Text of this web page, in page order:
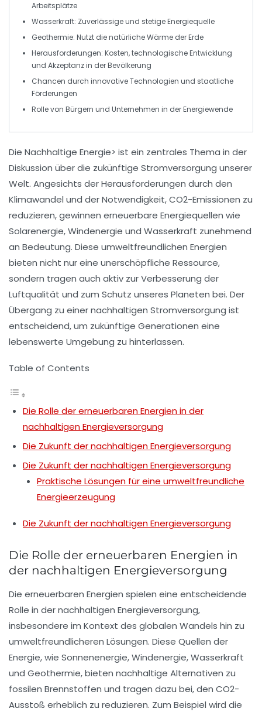
Arbeitsplätze
Wasserkraft: Zuverlässige und stetige Energiequelle
Geothermie: Nutzt die natürliche Wärme der Erde
Herausforderungen: Kosten, technologische Entwicklung
und Akzeptanz in der Bevölkerung
Chancen durch innovative Technologien und staatliche
Förderungen
Rolle von Bürgern und Unternehmen in der Energiewende
Die Nachhaltige Energie> ist ein zentrales Thema in der
Diskussion über die zukünftige Stromversorgung unserer
Welt. Angesichts der Herausforderungen durch den
Klimawandel und der Notwendigkeit,CO2-Emissionen zu
reduzieren, gewinnen erneuerbare Energiequellen wie
Solarenergie,Windenergie und Wasserkraft zunehmend
an Bedeutung. Diese umweltfreundlichen Energien
bieten nicht nur eine unerschöpfliche Ressource,
sondern tragen auch aktiv zurVerbesserung der
Luftqualität und zum Schutz unseres Planeten bei. Der
Übergang zu einer nachhaltigen Stromversorgung ist
entscheidend, um zukünftige Generationen eine
lebenswerte Umgebung zu hinterlassen.
Table of Contents
Die Rolle der erneuerbaren Energien in der
nachhaltigen Energieversorgung
Die Zukunft der nachhaltigen Energieversorgung
Die Zukunft der nachhaltigen Energieversorgung
Praktische Lösungen für eine umweltfreundliche
Energieerzeugung
Die Zukunft der nachhaltigen Energieversorgung
Die Rolle der erneuerbaren Energien in
der nachhaltigen Energieversorgung
Die erneuerbaren Energien spielen eine entscheidende
Rolle in dernachhaltigen Energieversorgung,
insbesondere im Kontext des globalen Wandels hin zu
umweltfreundlicheren Lösungen. Diese Quellen der
Energie, wie Sonnenenergie,Windenergie,Wasserkraft
und Geothermie, bieten nachhaltige Alternativen zu
fossilen Brennstoffen und tragen dazu bei, den CO2-
Ausstoß erheblich zu reduzieren. Zum Beispiel wird die